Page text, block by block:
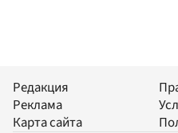
Редакция
Реклама
Карта сайта